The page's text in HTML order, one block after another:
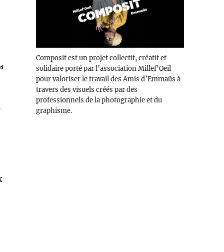
Composit est un projet collectif, créatif et
solidaire porté par l’association Millef’Oeil
pour valoriser le travail des Amis d’Emmaüs à
travers des visuels créés par des
professionnels de la photographie et du
graphisme.